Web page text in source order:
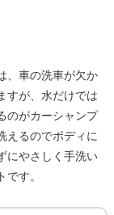
、車の洗車が欠か
すが、水だけでは
のがカーシャンプ
えるのでボディに
にやさしく手洗い
す。